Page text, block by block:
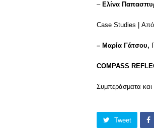
–Ελίνα
Case Studies |
– Μαρία Γάτσου,
COMPASS
Συμπεράσματα και
Tweet